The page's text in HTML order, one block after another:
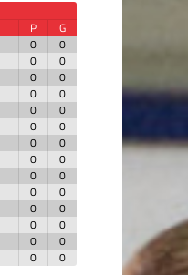
P
G
0
0
0
0
0
0
0
0
0
0
0
0
0
0
0
0
0
0
0
0
0
0
0
0
0
0
0 0